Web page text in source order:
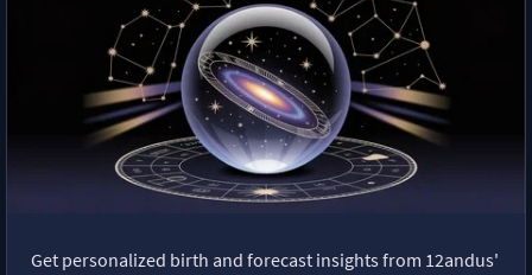
Get personalized birth and forecast insights from 12andus'